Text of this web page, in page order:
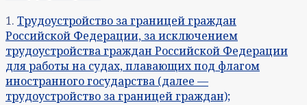
1. Трудоустройство за границей граждан
Российской Федерации, за исключением
трудоустройства граждан Российской Федерации
для работы на судах, плавающих под флагом
иностранного государства (далее —
трудоустройство за границей граждан);